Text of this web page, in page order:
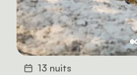
13 nuits